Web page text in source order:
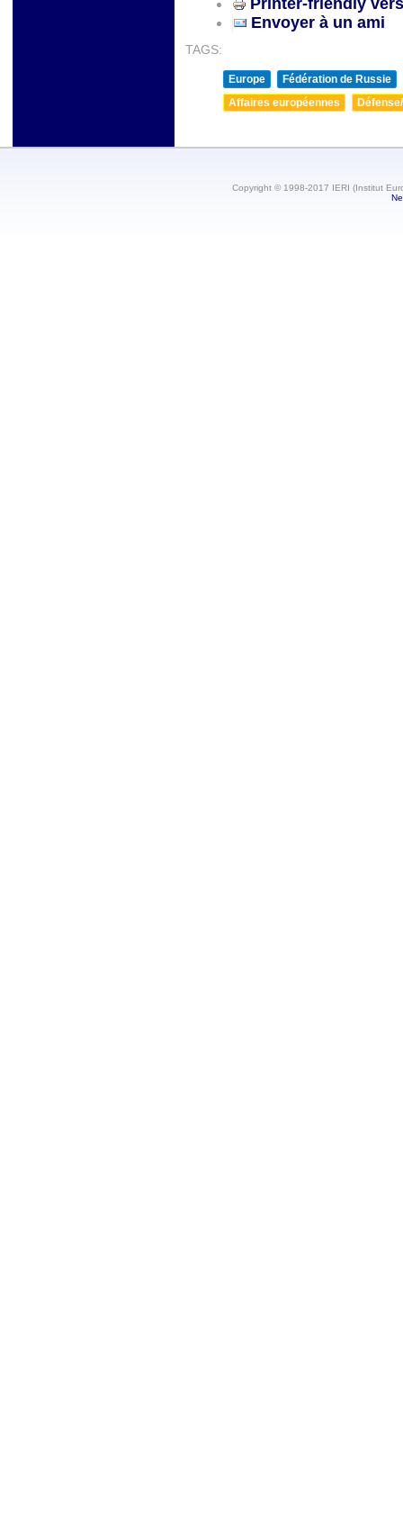
Envoyer à un ami
TAGS:
Europe
Fédération de Russie
Affaires européennes
Copyright © 1998-2017 IERI (Institut